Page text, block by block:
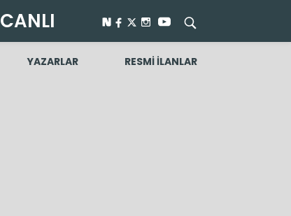
CANLI
YAZARLAR RESMİ İLANLAR